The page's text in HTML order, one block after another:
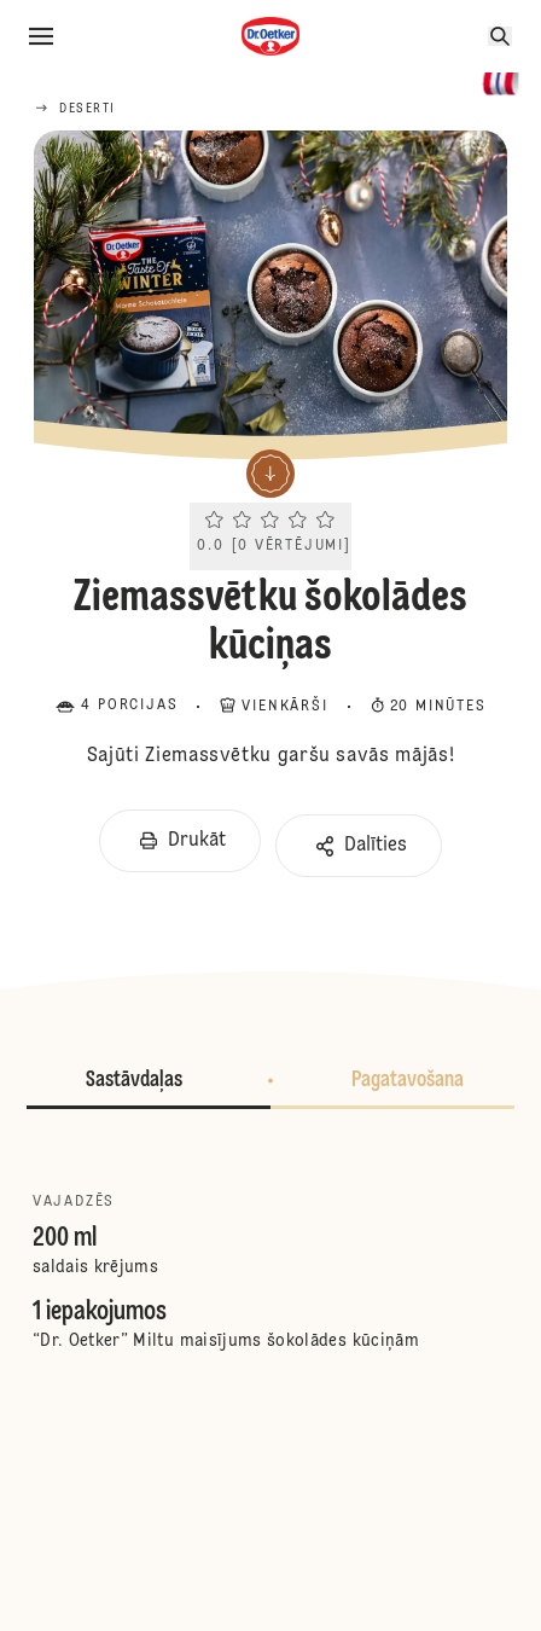
DESERTI
Current rating 0.0. Click to rate.
0.0 [0 VĒRTĒJUMI
Ziemassvētku šokolādes
kūciņas
4 PORCIJAS VIENKĀRŠI 20 MINŪTES
Sajūti Ziemassvētku garšu savās mājās!
Drukāt Dalīties
Sastāvdaļas Pagatavošana
VAJADZĒS
200 ml
saldais krējums
1 iepakojumos
“Dr. Oetker” Miltu maisījums šokolādes kūciņām